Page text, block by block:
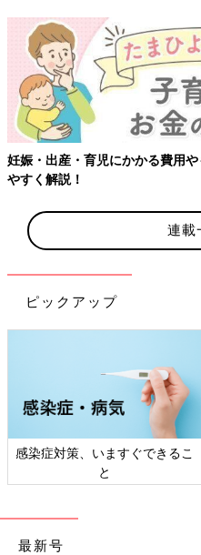
【ワクチン接種できるものも】
連載
ピックアップ
日本外来小児科学会リーフレッ
ト検討会
最新号